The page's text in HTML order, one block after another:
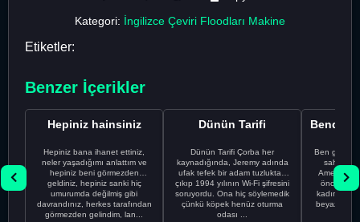
Kategori: İngilizce Çeviri Floodları Makine
Etiketler:
Benzer İçerikler
Hepiniz hainsiniz
Hepiniz bana ihanet ettiniz,
neler yaşadığımı anlattım ve
hepiniz beni görmezden
geldiniz, hepiniz sanki hiç
umurumda değilmiş gibi
davrandınız, herkes tarafından
görmezden gelindim, lan...
Dünün Tarifi
Dünün Tarifi Çorba her
kaynadığında, Jeremy adında
ufak tefek bir adam tuzluktan
çıkıp 1994 yılının Wi-Fi şifresini
soruyordu. Ona hiç söylemedik
çünkü köpek henüz oturma
odası ...
Ben gururlu
sahip
önce
kadınla
beyaz